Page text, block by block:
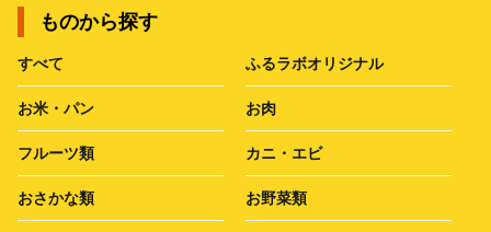
ものから探す
すべて ふるラボオリジナル
お米・パン お肉
フルーツ類 カニ・エビ
おさかな類 お野菜類